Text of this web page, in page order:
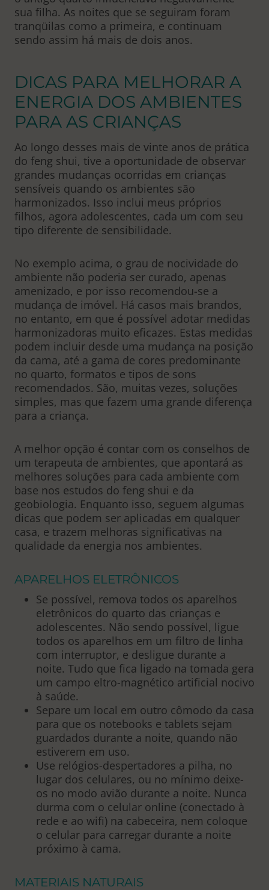
sua filha. As noites que se seguiram foram
tranqüilas como a primeira, e continuam
sendo assim há mais de dois anos.
DICAS PARA MELHORAR A
ENERGIA DOS AMBIENTES
PARA AS CRIANÇAS
Ao longo desses mais de vinte anos de prática
do feng shui, tive a oportunidade de observar
grandes mudanças ocorridas em crianças
sensíveis quando os ambientes são
harmonizados. Isso inclui meus próprios
filhos, agora adolescentes, cada um com seu
tipo diferente de sensibilidade.
No exemplo acima, o grau de nocividade do
ambiente não poderia ser curado, apenas
amenizado, e por isso recomendou-se a
mudança de imóvel. Há casos mais brandos,
no entanto, em que é possível adotar medidas
harmonizadoras muito eficazes. Estas medidas
podem incluir desde uma mudança na posição
da cama, até a gama de cores predominante
no quarto, formatos e tipos de sons
recomendados. São, muitas vezes, soluções
simples, mas que fazem uma grande diferença
para a criança.
A melhor opção é contar com os conselhos de
um terapeuta de ambientes, que apontará as
melhores soluções para cada ambiente com
base nos estudos do feng shui e da
geobiologia. Enquanto isso, seguem algumas
dicas que podem ser aplicadas em qualquer
casa, e trazem melhoras significativas na
qualidade da energia nos ambientes.
APARELHOS ELETRÔNICOS
Se possível, remova todos os aparelhos
eletrônicos do quarto das crianças e
adolescentes. Não sendo possível, ligue
todos os aparelhos em um filtro de linha
com interruptor, e desligue durante a
noite. Tudo que fica ligado na tomada gera
um campo eltro-magnético artificial nocivo
à saúde.
Separe um local em outro cômodo da casa
para que os notebooks e tablets sejam
guardados durante a noite, quando não
estiverem em uso.
Use relógios-despertadores a pilha, no
lugar dos celulares, ou no mínimo deixe-
os no modo avião durante a noite. Nunca
durma com o celular online (conectado à
rede e ao wifi) na cabeceira, nem coloque
o celular para carregar durante a noite
próximo à cama.
MATERIAIS NATURAIS